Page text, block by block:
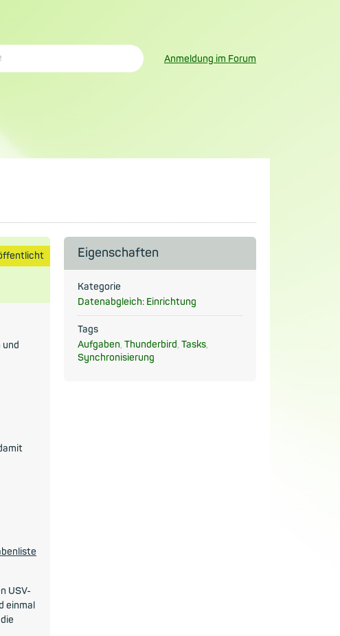
Anmeldung im Forum
Eigenschaften
Kategorie
Datenabgleich: Einrichtung
Tags
Aufgaben, Thunderbird, Tasks,
Synchronisierung
und
USV-
einmal